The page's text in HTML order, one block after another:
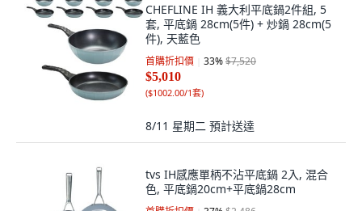
CHEFLINE IH 義大利平底鍋2件組, 5
套, 平底鍋 28cm(5件) + 炒鍋 28cm(5
件), 天藍色
首購折扣價 33%$7,520
$5,010
($1002.00/1套)
8/11 星期二 預計送達
tvs IH感應單柄不沾平底鍋 2入, 混合
色, 平底鍋20cm+平底鍋28cm